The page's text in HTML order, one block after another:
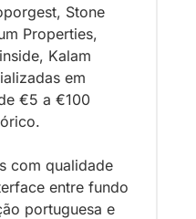
Stone
Properties,
Kalam
em
€5 a €100
com qualidade
entre fundo
portuguesa e